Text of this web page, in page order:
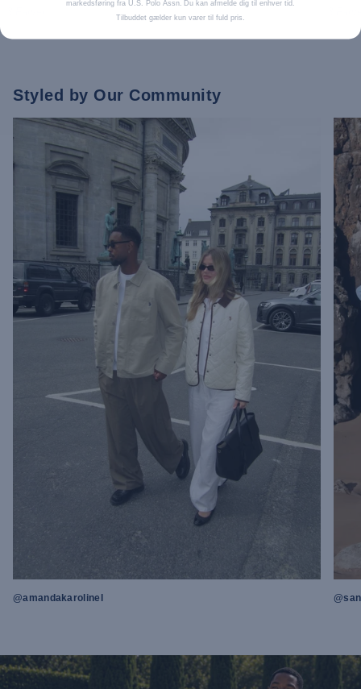
Styled by Our Community
@amandakarolinel
markedsføring fra U.S. Polo Assn. Du kan afmelde dig til enhver tid.
Tilbuddet gælder kun varer til fuld pris.